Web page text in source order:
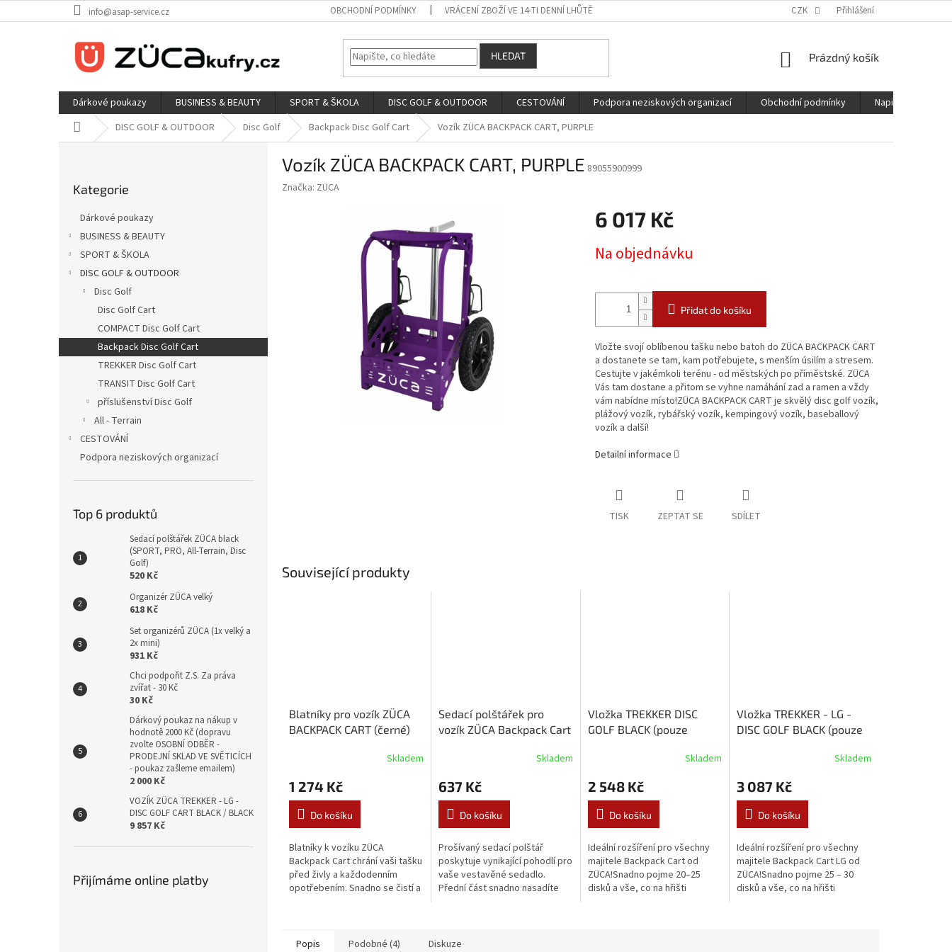
na
info@asap-service.cz OBCHODNÍ PODMÍNKY VRÁCENÍ ZBOŽÍ VE 14-TI DENNÍ LHŮTĚ CZK Přihlášení
HLEDAT
NÁKUPNÍ
Prázdný košík
Dárkové poukazy BUSINESS & BEAUTY SPORT & ŠKOLA DISC GOLF & OUTDOOR CESTOVÁNÍ Podpora neziskových organizací Obchodní podmínky
Napište nám
Domů DISC GOLF & OUTDOOR Disc Golf Backpack Disc Golf Cart Vozík ZÜCA BACKPACK CART, PURPLE
e
l
kategorie
Kategorie
Dárkové poukazy
BUSINESS & BEAUTY
SPORT & ŠKOLA
DISC GOLF & OUTDOOR
Disc Golf
Disc Golf Cart
COMPACT Disc Golf Cart
Backpack Disc Golf Cart
TREKKER Disc Golf Cart
TRANSIT Disc Golf Cart
příslušenství Disc Golf
All - Terrain
CESTOVÁNÍ
Podpora neziskových organizací
Top 6 produktů
Sedací polštářek ZÜCA black
(SPORT, PRO, All-Terrain, Disc
Golf)
520 Kč
Organizér ZÜCA velký
618 Kč
Set organizérů ZÜCA (1x velký a
2x mini)
931 Kč
Chci podpořit Z.S. Za práva
zvířat - 30 Kč
30 Kč
Dárkový poukaz na nákup v
hodnotě 2000 Kč (dopravu
zvolte OSOBNÍ ODBĚR -
PRODEJNÍ SKLAD VE SVĚTICÍCH
- poukaz zašleme emailem)
2 000 Kč
VOZÍK ZÜCA TREKKER - LG -
DISC GOLF CART BLACK / BLACK
9 857 Kč
Přijímáme online platby
Vozík ZÜCA BACKPACK CART, PURPLE 89055900999
Značka: ZÜCA
6 017 Kč
cena:
Na objednávku
Přidat do košíku
Vložte svojí oblíbenou tašku nebo batoh do ZÜCA BACKPACK CART
a dostanete se tam, kam potřebujete, s menším úsilím a stresem.
Cestujte v jakémkoli terénu - od městských po příměstské. ZÜCA
Vás tam dostane a přitom se vyhne namáhání zad a ramen a vždy
vám nabídne místo!ZÜCA BACKPACK CART je skvělý disc golf vozík,
plážový vozík, rybářský vozík, kempingový vozík, baseballový
vozík a další!
Detailní informace
TISK ZEPTAT SE SDÍLET
Související produkty
Blatníky pro vozík ZÜCA
BACKPACK CART (černé)
Skladem
1 274 Kč
Do košíku
Blatníky k vozíku ZÜCA
Backpack Cart chrání vaši tašku
před živly a každodenním
opotřebením. Snadno se čistí a
Sedací polštářek pro
vozík ZÜCA Backpack Cart
Skladem
637 Kč
Do košíku
Prošívaný sedací polštář
poskytuje vynikající pohodlí pro
vaše vestavěné sedadlo.
Přední část snadno nasadíte
Vložka TREKKER DISC
GOLF BLACK (pouze
Skladem
2 548 Kč
Do košíku
Ideální rozšíření pro všechny
majitele Backpack Cart od
ZÜCA!Snadno pojme 20–25
disků a vše, co na hřišti
Vložka TREKKER - LG -
DISC GOLF BLACK (pouze
Skladem
3 087 Kč
Do košíku
Ideální rozšíření pro všechny
majitele Backpack Cart LG od
ZÜCA!Snadno pojme 25 – 30
disků a vše, co na hřišti
Popis
Podobné (4) Diskuze